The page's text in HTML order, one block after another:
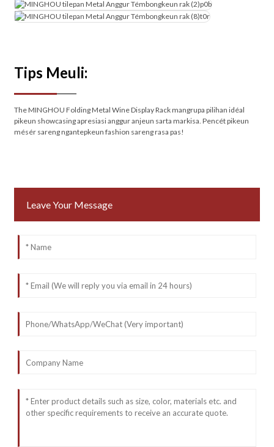
Tips Meuli:
The MINGHOU Folding Metal Wine Display Rack mangrupa pilihan idéal
pikeun showcasing apresiasi anggur anjeun sarta markisa. Pencét pikeun
mésér sareng ngantepkeun fashion sareng rasa pas!
Leave Your Message